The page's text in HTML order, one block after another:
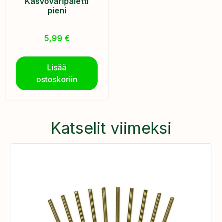
pieni
5,99 €
Lisää
ostoskoriin
Katselit viimeksi